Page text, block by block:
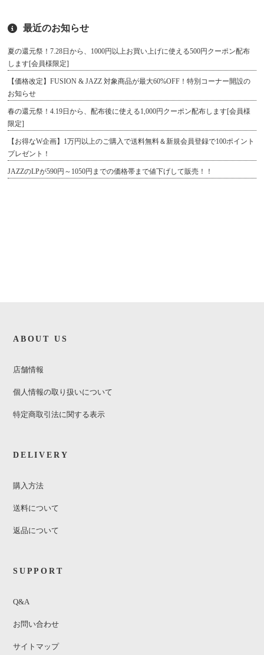
最近のお知らせ
夏の還元祭！7.28日から、1000円以上お買い上げに使える500円クーポン配布
します[会員様限定]
【価格改定】FUSION & JAZZ 対象商品が最大60%OFF！特別コーナー開設の
お知らせ
春の還元祭！4.19日から、配布後に使える1,000円クーポン配布します[会員様
限定]
【お得なW企画】1万円以上のご購入で送料無料＆新規会員登録で100ポイント
プレゼント！
JAZZのLPが590円～1050円までの価格帯まで値下げして販売！！
ABOUT US
店舗情報
個人情報の取り扱いについて
特定商取引法に関する表示
DELIVERY
購入方法
送料について
返品について
SUPPORT
Q&A
お問い合わせ
サイトマップ